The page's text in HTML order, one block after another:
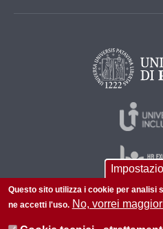
Questo sito utilizza i cookie per analisi
ne accetti l'uso. No, vorrei